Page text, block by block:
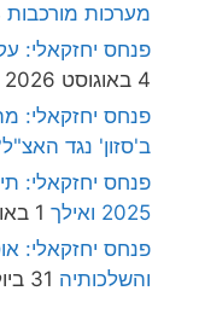
מערכות מורכבות
פנחס יחזקאלי:
4 באוגוסט 2026
פנחס יחזקאלי:
ב'סזון' נגד
פנחס יחזקאלי:
2025 ואילך
1 באוגוסט 2026
פנחס יחזקאלי:
והשלכותיה 31 ביולי 2026